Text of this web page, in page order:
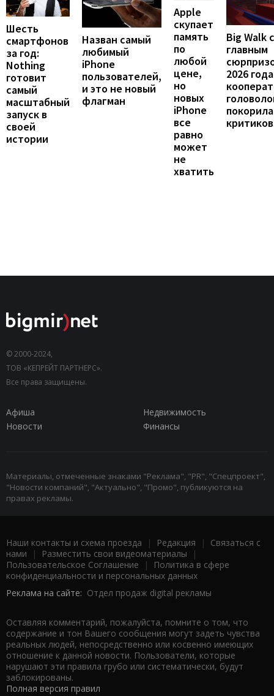
Шесть
смартфонов
за год:
Nothing
готовит
самый
масштабный
запуск в
своей
истории
Назван самый
любимый
iPhone
пользователей,
и это не новый
флагман
Apple
скупает
память
по
любой
цене,
но
новых
iPhone
все
равно
может
не
хватить
Big Walk
главным
2026
покорила
критиков
© 2000-2024,
ТОВ «КЕПРЕЙТ ПАРТНЕРС».
Все права защищены.
Афиша
Недвижимость
Новости
Финансы
Материалы, отмеченные знаками "Реклама", "PR", "Спецпроект",
"Новости компаний", "Актуально", "Промо", публикуются на
правах рекламы.
Наши контакты и схема проезда | Редакция | Связаться с
нами | Разместить свои видеоматериалы |
Пользовательское Соглашение |
Политика в сфере
конфиденциальности и персональных данных
Реклама на сайте: Отдел продаж digital рекламы
Оставляя комментарий, пожалуйста, помните о том, что
содержание и тон Вашего сообщения могут задеть чувства
реальных людей, непосредственно или косвенно имеющих
отношение к данной новости. Пользователи, которые
нарушают эти правила грубо или систематически, будут
заблокированы.
Полная версия правил